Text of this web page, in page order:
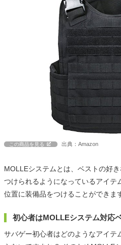
この商品を見る 出典：Amazon
MOLLEシステムとは、ベストの好
つけられるようになっているアイテ
位置に装備品をつけることができま
初心者はMOLLEシステム対応
サバゲー初心者はどのようなアイテ